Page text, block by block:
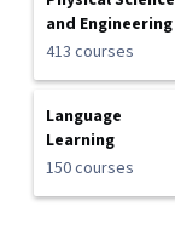
and Engineering
413 courses
Language
Learning
150 courses